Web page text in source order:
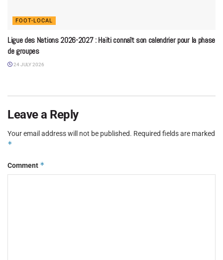
FOOT-LOCAL
Ligue des Nations 2026-2027 : Haïti connaît son calendrier pour la phase
de groupes
24 JULY 2026
Leave a Reply
Your email address will not be published. Required fields are marked
*
Comment *